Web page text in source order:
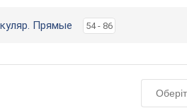
Прямые 54 - 86